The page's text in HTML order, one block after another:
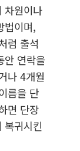
차원이나
법이며,
럼 출석
안 연락을
나 4개월
름을 단
면 단장
복귀시킨